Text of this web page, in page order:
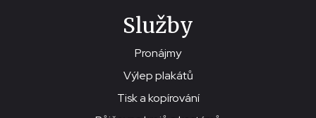
Služby
Pronájmy
Výlep plakátů
Tisk a kopírování